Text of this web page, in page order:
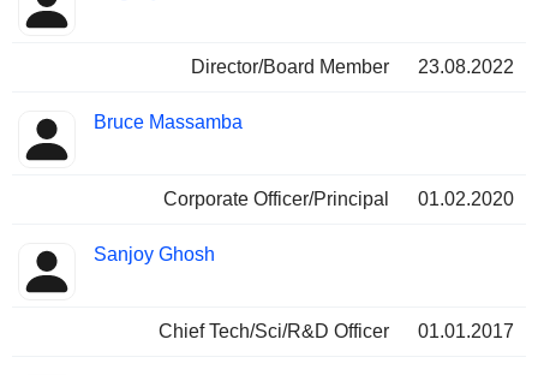
Director/Board Member 23.08.2022
Bruce Massamba
Corporate Officer/Principal 01.02.2020
Sanjoy Ghosh
Chief Tech/Sci/R&D Officer 01.01.2017